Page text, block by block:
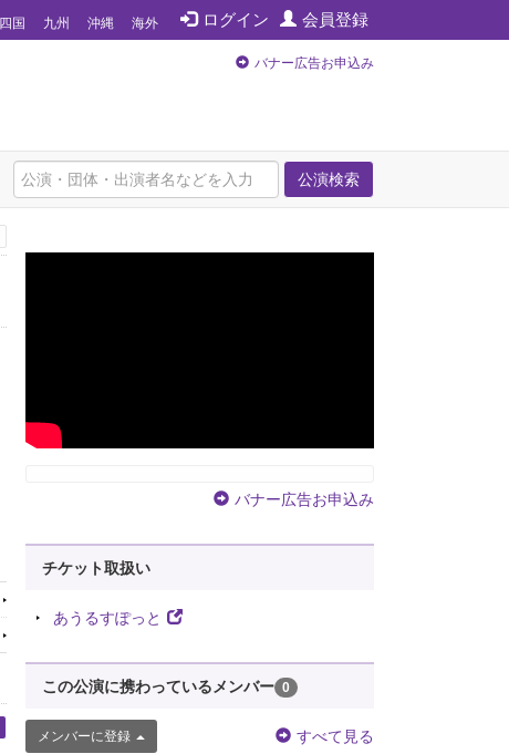
ログイン 会員登録
四国 九州 沖縄 海外
バナー広告お申込み
公演検索
バナー広告お申込み
チケット取扱い
あうるすぽっと
この公演に携わっているメンバー 0
メンバーに登録 すべて見る